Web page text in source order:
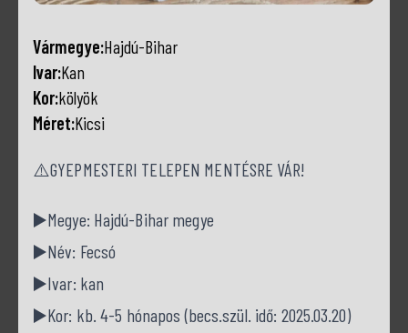
Vármegye:Hajdú-Bihar
Ivar:Kan
Kor:kölyök
Méret:Kicsi
⚠️GYEPMESTERI TELEPEN MENTÉSRE VÁR!
▶️Megye: Hajdú-Bihar megye
▶️Név: Fecsó
▶️Ivar: kan
▶️Kor: kb. 4-5 hónapos (becs.szül. idő: 2025.03.20)